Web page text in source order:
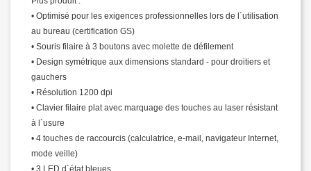
• Optimisé pour les exigences professionnelles lors de l´utilisation
au bureau (certification GS)
• Souris filaire à 3 boutons avec molette de défilement
• Design symétrique aux dimensions standard - pour droitiers et
gauchers
• Résolution 1200 dpi
• Clavier filaire plat avec marquage des touches au laser résistant
à l´usure
• 4 touches de raccourcis (calculatrice, e-mail, navigateur Internet,
mode veille)
• 3 LED d´état bleues